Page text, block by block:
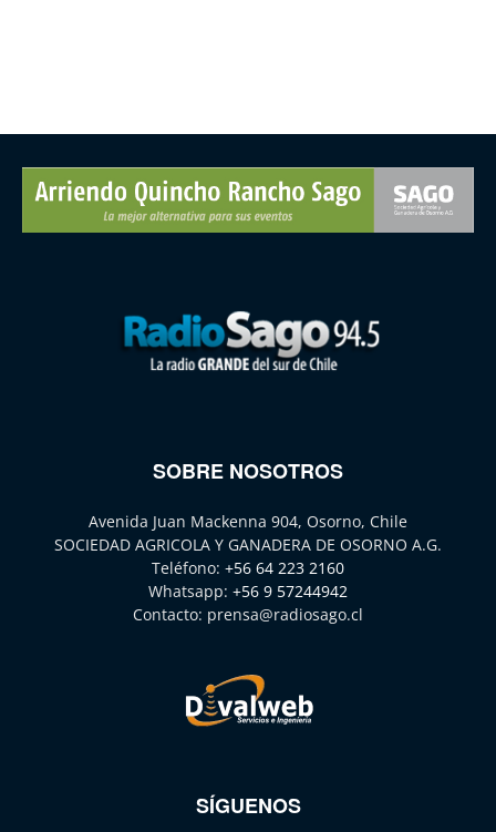
SOBRE NOSOTROS
Avenida Juan Mackenna 904, Osorno, Chile
SOCIEDAD AGRICOLA Y GANADERA DE OSORNO A.G.
Teléfono: +56 64 223 2160
Whatsapp: +56 9 57244942
Contacto: prensa@radiosago.cl
SÍGUENOS